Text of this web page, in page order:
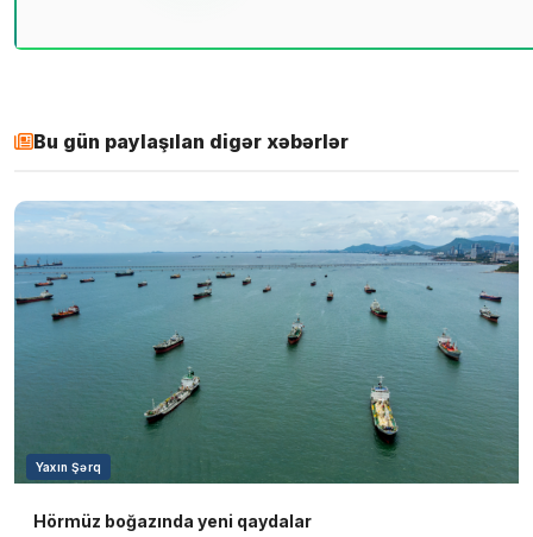
Bu gün paylaşılan digər xəbərlər
Yaxın Şərq
Hörmüz boğazında yeni qaydalar